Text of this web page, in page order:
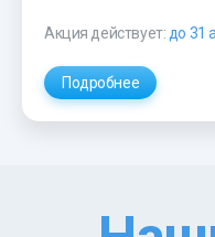
Акция действует:до 31
Подробнее